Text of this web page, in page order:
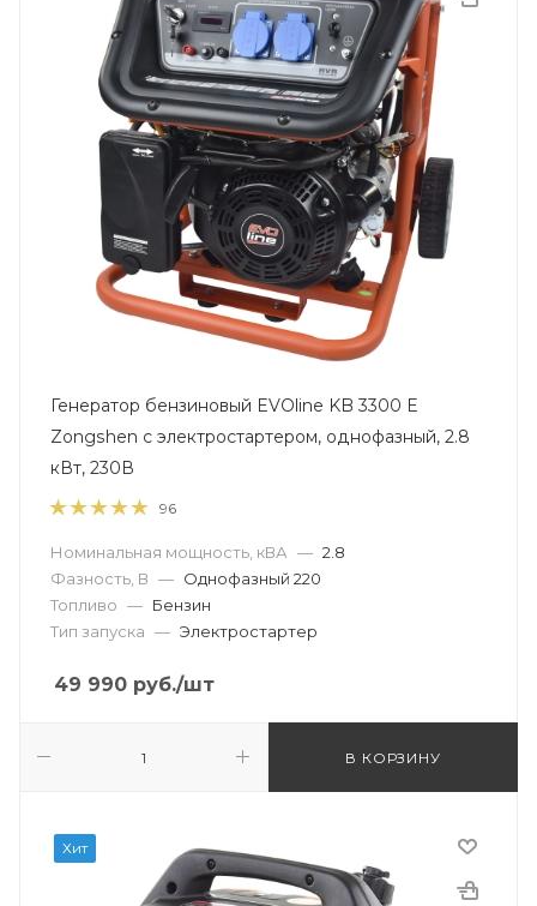
Генератор бензиновый EVOline KB 3300 E
Zongshen с электростартером, однофазный, 2.8
кВт, 230В
96
Номинальная мощность, кВА — 2.8
Фазность, В — Однофазный 220
Топливо — Бензин
Тип запуска — Электростартер
49 990 руб./шт
В КОРЗИНУ
Хит